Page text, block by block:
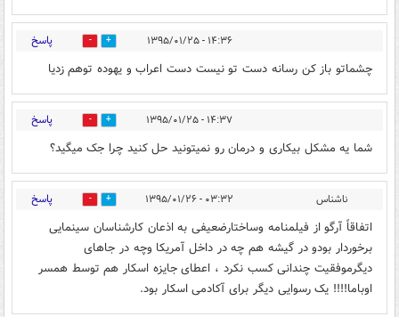
۱۴:۳۶ - ۱۳۹۵/۰۱/۲۵ 0 پاسخ
چشماتو باز کن رسانه دست تو نیست دست اعراب و یهوده توهم زدیا
۱۴:۳۷ - ۱۳۹۵/۰۱/۲۵ 0 پاسخ
شما یه مشکل بیکاری و درمان رو نمیتونید حل کنید چرا جک میگید؟
ناشناس ۰۳:۳۲ - ۱۳۹۵/۰۱/۲۶ 0 پاسخ
اتفاقاً آرگو از فیلمنامه وساختارضعیفی به اذعان کارشناسان سینمایی
برخوردار بودو در گیشه هم چه در داخل آمریکا وچه در جاهای
دیگرموفقیت چندانی کسب نکرد ، اعطای جایزه اسکار هم توسط همسر
اوباما!!!! یک رسوایی دیگر برای آکادمی اسکار بود.